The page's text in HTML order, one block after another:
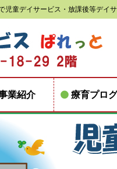
児童デイサービス・放課後等デイ
業紹介 療育プロ